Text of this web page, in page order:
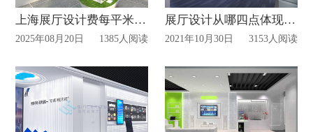
上海展厅设计费每平米价格
2025年08月20日 1385人阅读
展厅设计从哪四点体现“人性化”的地方？
2021年10月30日 3153人阅读